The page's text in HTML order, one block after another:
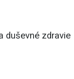
duševné zdravie